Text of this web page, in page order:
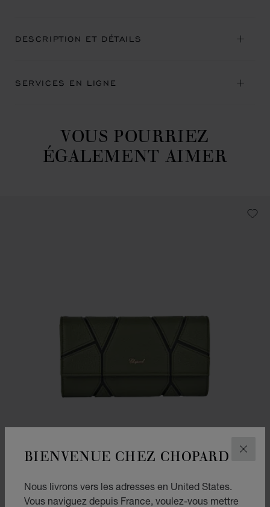
BIENVENUE CHEZ CHOPARD
Nous livrons vers les adresses en United States.
Vous naviguez depuis France, voulez-vous mettre
DESCRIPTION ET DÉTAILS
SERVICES EN LIGNE
VOUS POURRIEZ
ÉGALEMENT AIMER